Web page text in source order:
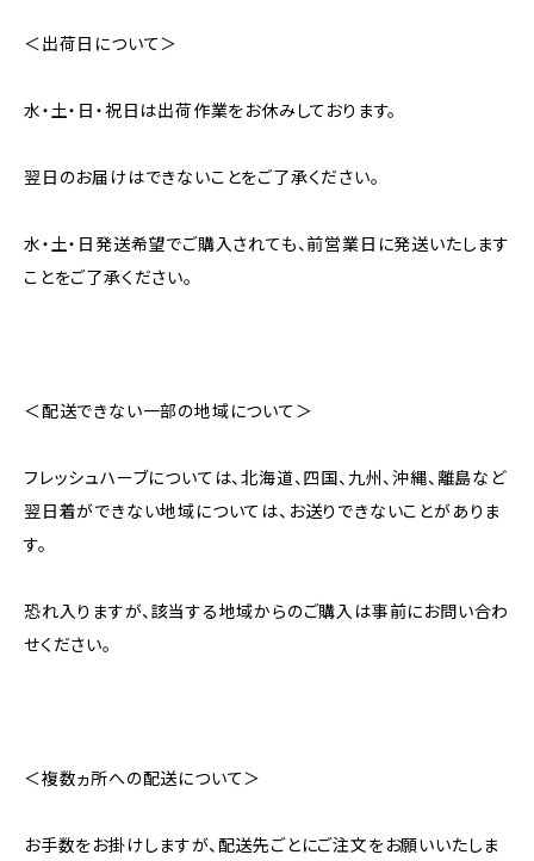
＜出荷日について＞
水・土・日・祝日は出荷作業をお休みしております。
翌日のお届けはできないことをご了承ください。
水・土・日発送希望でご購入されても、前営業日に発送いたします
ことをご了承ください。
＜配送できない一部の地域について＞
フレッシュハーブについては、北海道、四国、九州、沖縄、離島など
翌日着ができない地域については、お送りできないことがありま
す。
恐れ入りますが、該当する地域からのご購入は事前にお問い合わ
せください。
＜複数ヵ所への配送について＞
お手数をお掛けしますが、配送先ごとにご注文をお願いいたしま